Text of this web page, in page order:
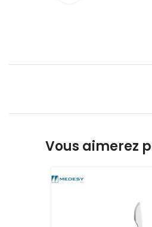
Vous aimerez